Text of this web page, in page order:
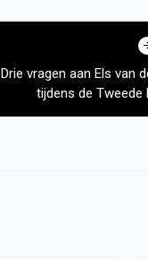
Drie vragen aan Els van
tijdens de Tweede